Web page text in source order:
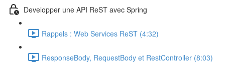
Developper une API ReST avec Spring
Rappels : Web Services ReST (4:32)
ResponseBody, RequestBody et RestController (8:03)